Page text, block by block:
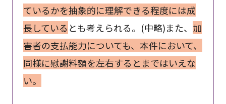
ているかを抽象的に理解できる程度には成
長している とも考えられる。(中略)また、 加
害者の支払能力についても、本件において、
同様に慰謝料額を左右するとまではいえな
い。